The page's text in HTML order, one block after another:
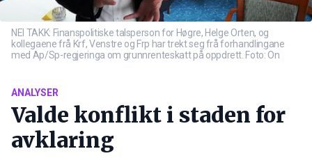
NEI TAKK: Finanspolitiske talsperson for Høgre, Helge Orten, og
kollegaene frå Krf, Venstre og Frp har trekt seg frå forhandlingane
med Ap/Sp-regjeringa om grunnrenteskatt på oppdrett. Foto: On
ANALYSER
Valde konflikt i staden for
avklaring